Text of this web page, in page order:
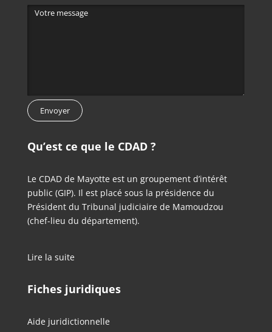
Qu’est ce que le CDAD ?
Le CDAD de Mayotte est un groupement d’intérêt
public (GIP). Il est placé sous la présidence du
Président du Tribunal judiciaire de Mamoudzou
(chef-lieu du département).
Lire la suite
Fiches juridiques
Aide juridictionnelle